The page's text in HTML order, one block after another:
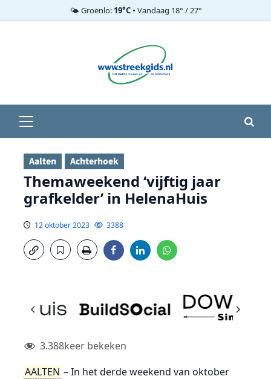
🌤️ Groenlo: 19°C• Vandaag 18° / 27°
menu
Aalten Achterhoek
Themaweekend ‘vijftig jaar
grafkelder’ in HelenaHuis
12 oktober 2023 3388
3.388keer bekeken
AALTEN – In het derde weekend van oktober